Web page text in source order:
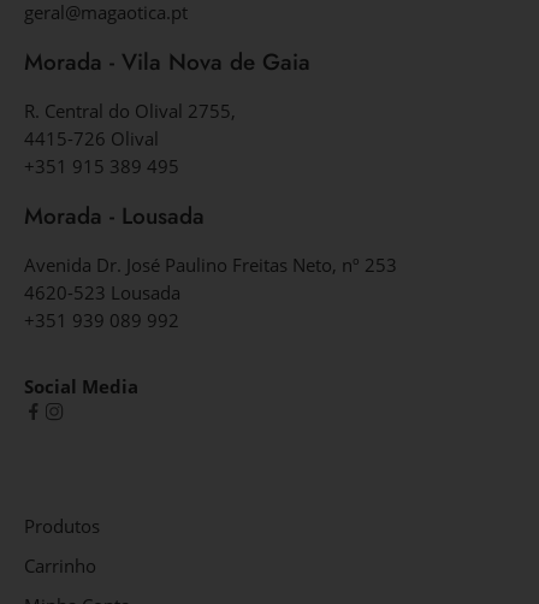
geral@magaotica.pt
Morada - Vila Nova de Gaia
R. Central do Olival 2755,
4415-726 Olival
+351 915 389 495
Morada - Lousada
Avenida Dr. José Paulino Freitas Neto, nº 253
4620-523 Lousada
+351 939 089 992
Social Media
Produtos
Carrinho